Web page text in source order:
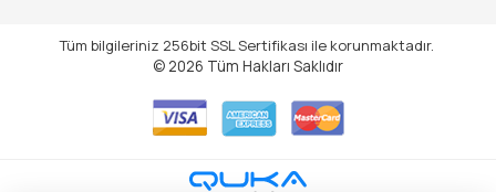
ve "sıfır enerji" verimliliğinin sarsılmaz temsilcisi olan
Breyz Matkapları; ahşap işleme dünyasının teknik
gereksinimleriyle harmanlayarak masaya yatırıyoruz.
Bu rehber, bir teknik uzmanın 30 yıllık tecrübe
Tüm bilgileriniz 256bit SSL Sertifikası ile korunmaktadır.
© 2026 Tüm Hakları Saklıdır